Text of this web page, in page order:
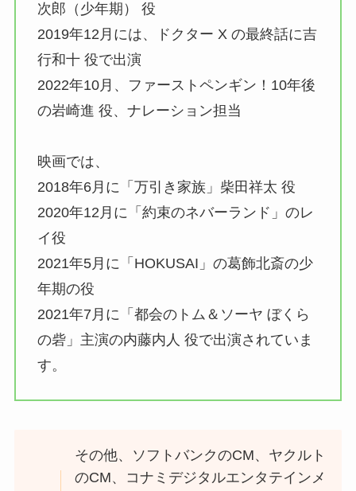
次郎（少年期） 役
2019年12月には、ドクター X の最終話に吉
行和十 役で出演
2022年10月、ファーストペンギン！10年後
の岩崎進 役、ナレーション担当
映画では、
2018年6月に「万引き家族」柴田祥太 役
2020年12月に「約束のネバーランド」のレ
イ役
2021年5月に「HOKUSAI」の葛飾北斎の少
年期の役
2021年7月に「都会のトム＆ソーヤ ぼくら
の砦」主演の内藤内人 役で出演されていま
す。
その他、ソフトバンクのCM、ヤクルト
のCM、コナミデジタルエンタテインメ